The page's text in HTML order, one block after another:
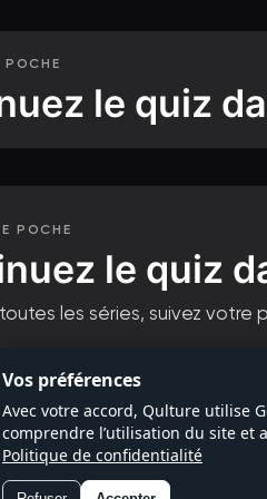
POCHE
le quiz
Questions
POCHE
le quiz
les séries, suivez votre
Vos préférences
Avec votre accord, Qulture utilise
comprendre l’utilisation du site et
Politique de confidentialité